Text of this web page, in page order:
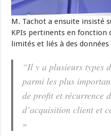
M. Tachot a ensuite insisté
KPIs pertinents en fonction
limités et liés à des données
“Il y a plusieurs types
parmi les plus
de profit et récurrence
d’acquisition client et
»